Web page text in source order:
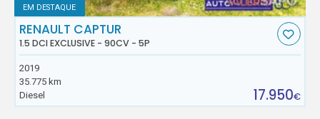
EM DESTAQUE
RENAULT CAPTUR
1.5 DCI EXCLUSIVE - 90CV - 5P
2019
35.775 km
Diesel
17.950€